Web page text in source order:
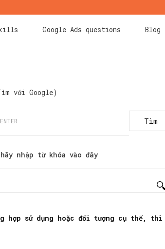
Google Ads questions Blog
với Google)
Tìm
nhập từ khóa vào đây
hợp sử dụng hoặc đối tượng cụ thể, thì